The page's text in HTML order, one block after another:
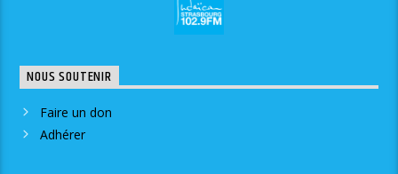
NOUS SOUTENIR
Faire un don
Adhérer